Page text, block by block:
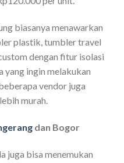
biasanya menawarkan
plastik, tumbler travel
dengan fitur isolasi
yang ingin melakukan
vendor juga
murah.
dan Bogor
juga bisa menemukan